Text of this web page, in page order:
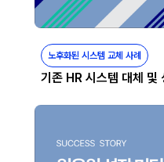
노후화된 시스템 교체 사례
기존 HR 시스템 대체 및